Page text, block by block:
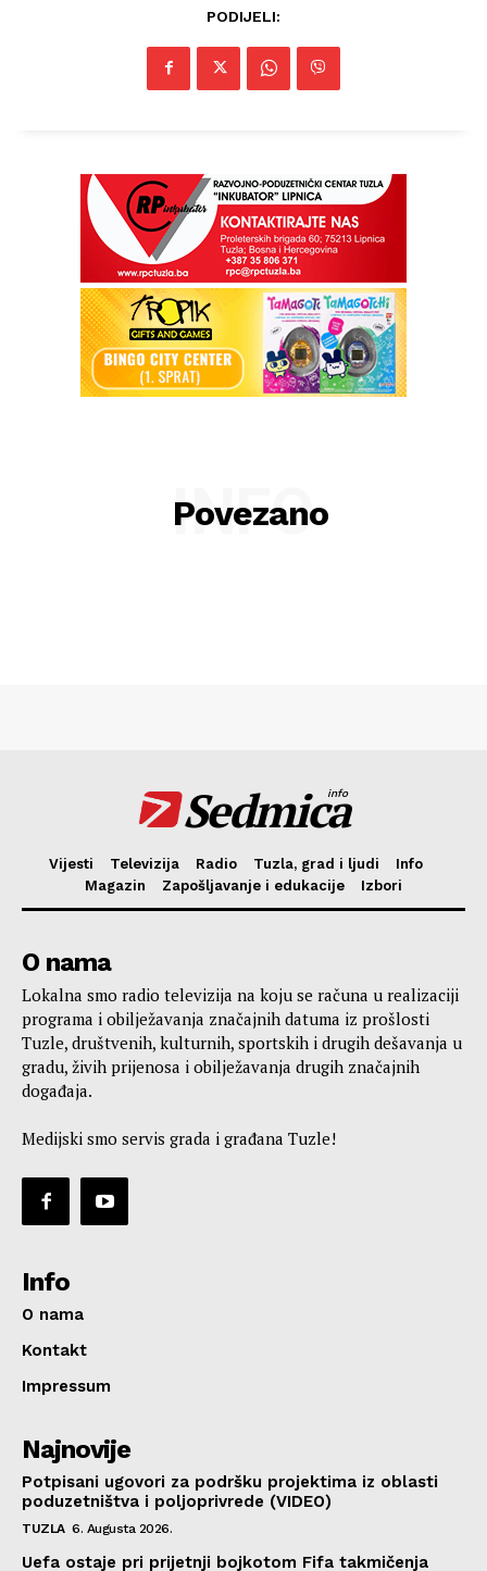
PODIJELI:
Povezano
INFO
Sedmica
info
Vijesti Televizija Radio Tuzla, grad i ljudi
Info
Magazin
Zapošljavanje i edukacije Izbori
O nama
Lokalna smo radio televizija na koju se računa u realizaciji
programa i obilježavanja značajnih datuma iz prošlosti
Tuzle, društvenih, kulturnih, sportskih i drugih dešavanja u
gradu, živih prijenosa i obilježavanja drugih značajnih
događaja.
Medijski smo servis grada i građana Tuzle!
Info
O nama
Kontakt
Impressum
Najnovije
Potpisani ugovori za podršku projektima iz oblasti
poduzetništva i poljoprivrede (VIDEO)
TUZLA 6. Augusta 2026.
Uefa ostaje pri prijetnji bojkotom Fifa takmičenja